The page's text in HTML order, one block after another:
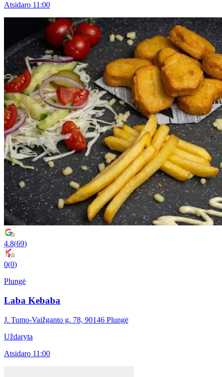
Atsidaro 11:00
4.8(69)
0(0)
Plungė
Laba Kebaba
J. Tumo-Vaižganto g. 78, 90146 Plungė
Uždaryta
Atsidaro 11:00